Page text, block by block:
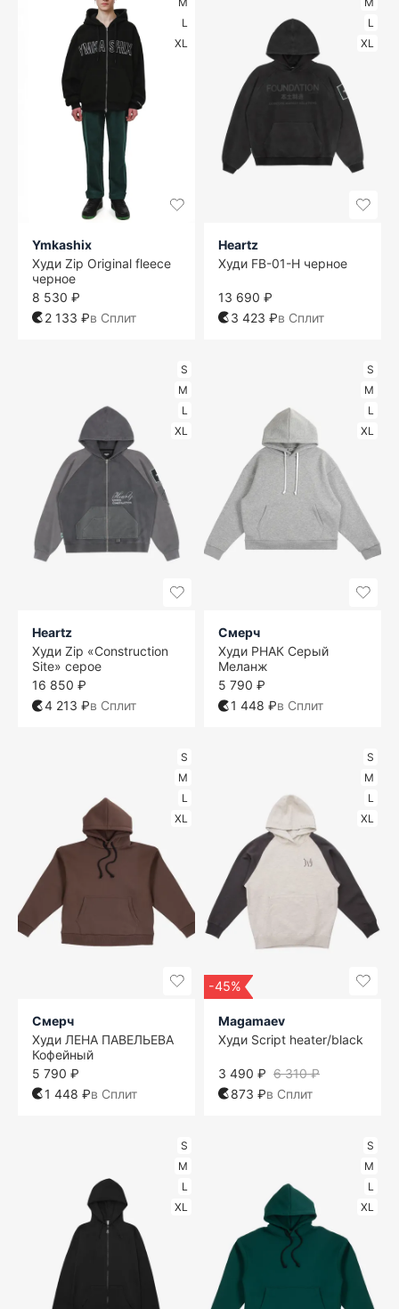
L
XL
Ymkashix
Худи Zip Original fleece
черное
8 530 ₽
2 133 ₽в Сплит
L
XL
Heartz
Худи FB-01-H черное
13 690 ₽
3 423 ₽в Сплит
S
M
L
XL
Heartz
Худи Zip «Construction
Site» серое
16 850 ₽
4 213 ₽в Сплит
S
M
L
XL
Смерч
Худи РНАК Серый
Меланж
5 790 ₽
1 448 ₽в Сплит
S
M
L
XL
Смерч
Худи ЛЕНА ПАВЕЛЬЕВА
Кофейный
5 790 ₽
1 448 ₽в Сплит
S
M
L
XL
-45%
Magamaev
Худи Script heater/black
6 310 ₽
3 490 ₽
873 ₽в Сплит
S
M
L
XL
S
M
L
XL